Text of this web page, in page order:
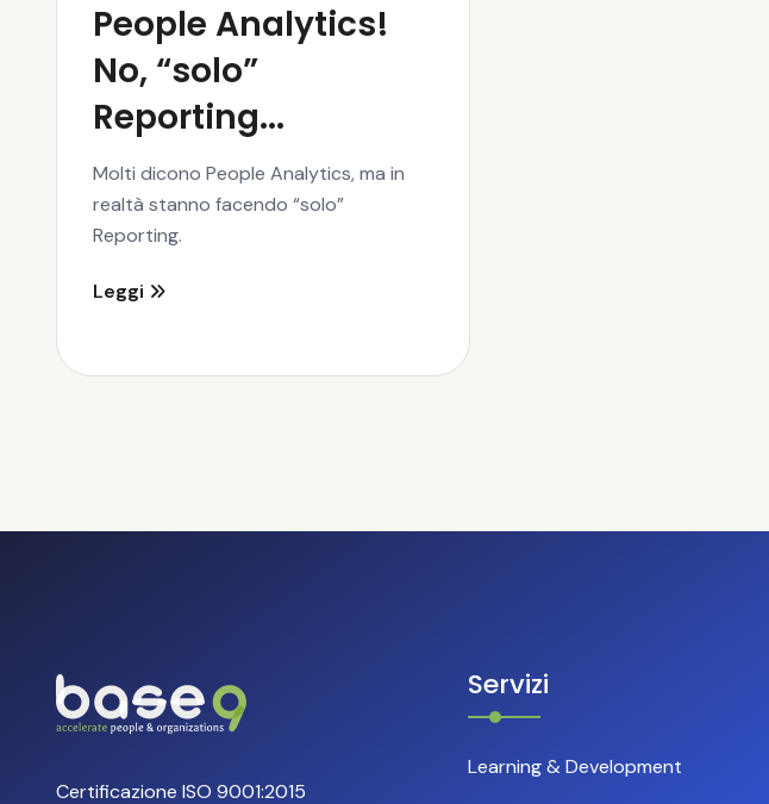
People Analytics!
No, “solo”
Reporting...
Molti dicono People Analytics, ma in
realtà stanno facendo “solo”
Reporting.
Leggi
Certificazione ISO 9001:2015
Servizi
Learning & Development